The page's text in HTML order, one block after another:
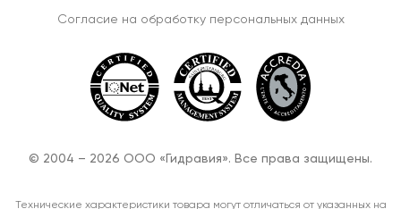
Согласиe на обработку персональных данных
© 2004 – 2026 ООО «Гидравия». Все права защищены.
Технические характеристики товара могут отличаться от указанных на